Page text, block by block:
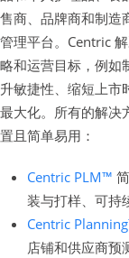
售商、品牌商和制造
管理平台。Centric
略和运营目标，例如
升敏捷性、缩短上市
最大化。所有的解决
置且简单易用：
Centric PLM™
装与打样、可持
Centric
店铺和供应商预